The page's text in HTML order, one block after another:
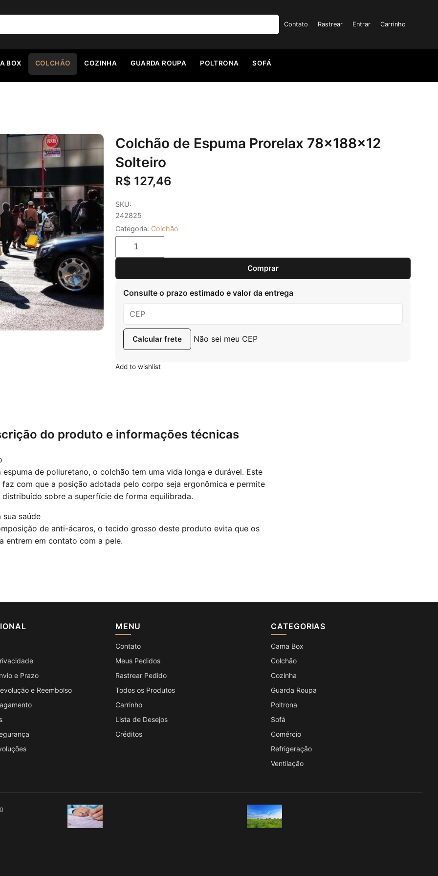
Contato Rastrear Entrar Carrinho
BOX COLCHÃO COZINHA GUARDA ROUPA POLTRONA SOFÁ
Colchão de Espuma Prorelax 78x188x12
Solteiro
R$ 127,46
SKU:
242825
Categoria: Colchão
Quantidade
Comprar
Consulte o prazo estimado e valor da entrega
Calcular frete Não sei meu CEP
Add to wishlist
do produto e informações técnicas
de poliuretano, o colchão tem uma vida longa e durável. Este
com que a posição adotada pelo corpo seja ergonômica e permite
distribuído sobre a superfície de forma equilibrada.
sua saúde
de anti-ácaros, o tecido grosso deste produto evita que os
entrem em contato com a pele.
e Prazo
e Reembolso
MENU
Contato
Meus Pedidos
Rastrear Pedido
Todos os Produtos
Carrinho
Lista de Desejos
Créditos
CATEGORIAS
Cama Box
Colchão
Cozinha
Guarda Roupa
Poltrona
Sofá
Comércio
Refrigeração
Ventilação